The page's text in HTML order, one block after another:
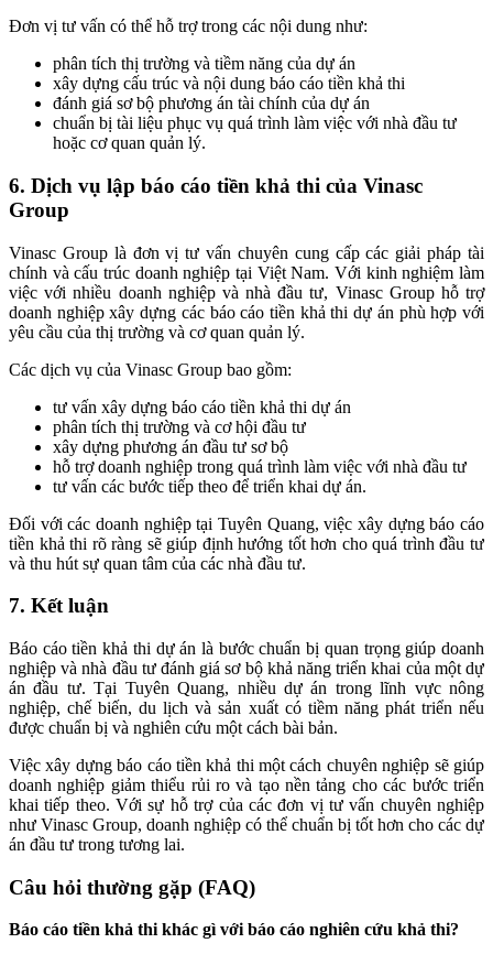
Đơn vị tư vấn có thể hỗ trợ trong các nội dung như:
phân tích thị trường và tiềm năng của dự án
xây dựng cấu trúc và nội dung báo cáo tiền khả thi
đánh giá sơ bộ phương án tài chính của dự án
chuẩn bị tài liệu phục vụ quá trình làm việc với nhà đầu tư
hoặc cơ quan quản lý.
6. Dịch vụ lập báo cáo tiền khả thi của Vinasc
Group
Vinasc Group là đơn vị tư vấn chuyên cung cấp các giải pháp tài
chính và cấu trúc doanh nghiệp tại Việt Nam. Với kinh nghiệm làm
việc với nhiều doanh nghiệp và nhà đầu tư, Vinasc Group hỗ trợ
doanh nghiệp xây dựng các báo cáo tiền khả thi dự án phù hợp với
yêu cầu của thị trường và cơ quan quản lý.
Các dịch vụ của Vinasc Group bao gồm:
tư vấn xây dựng báo cáo tiền khả thi dự án
phân tích thị trường và cơ hội đầu tư
xây dựng phương án đầu tư sơ bộ
hỗ trợ doanh nghiệp trong quá trình làm việc với nhà đầu tư
tư vấn các bước tiếp theo để triển khai dự án.
Đối với các doanh nghiệp tại Tuyên Quang, việc xây dựng báo cáo
tiền khả thi rõ ràng sẽ giúp định hướng tốt hơn cho quá trình đầu tư
và thu hút sự quan tâm của các nhà đầu tư.
7. Kết luận
Báo cáo tiền khả thi dự án là bước chuẩn bị quan trọng giúp doanh
nghiệp và nhà đầu tư đánh giá sơ bộ khả năng triển khai của một dự
án đầu tư. Tại Tuyên Quang, nhiều dự án trong lĩnh vực nông
nghiệp, chế biến, du lịch và sản xuất có tiềm năng phát triển nếu
được chuẩn bị và nghiên cứu một cách bài bản.
Việc xây dựng báo cáo tiền khả thi một cách chuyên nghiệp sẽ giúp
doanh nghiệp giảm thiểu rủi ro và tạo nền tảng cho các bước triển
khai tiếp theo. Với sự hỗ trợ của các đơn vị tư vấn chuyên nghiệp
như Vinasc Group, doanh nghiệp có thể chuẩn bị tốt hơn cho các dự
án đầu tư trong tương lai.
Câu hỏi thường gặp (FAQ)
Báo cáo tiền khả thi khác gì với báo cáo nghiên cứu khả thi?